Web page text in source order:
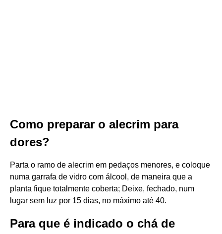
Como preparar o alecrim para
dores?
Parta o ramo de alecrim em pedaços menores, e coloque
numa garrafa de vidro com álcool, de maneira que a
planta fique totalmente coberta; Deixe, fechado, num
lugar sem luz por 15 dias, no máximo até 40.
Para que é indicado o chá de